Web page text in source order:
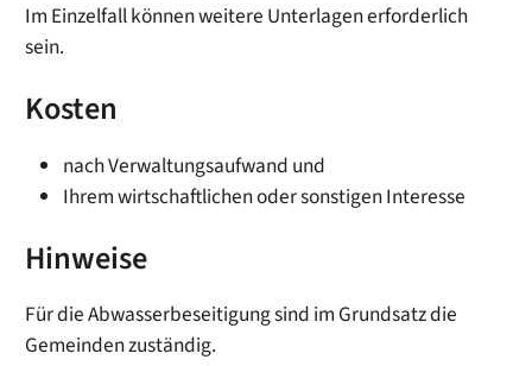
Im Einzelfall können weitere Unterlagen erforderlich
sein.
Kosten
nach Verwaltungsaufwand und
Ihrem wirtschaftlichen oder sonstigen Interesse
Hinweise
Für die Abwasserbeseitigung sind im Grundsatz die
Gemeinden zuständig.